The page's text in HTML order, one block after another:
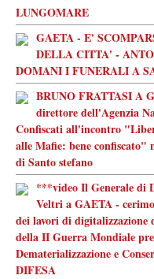
LUNGOMARE
GAETA - E'
DELLA CITTA' -
DOMANI I FUNERALI A
BRUNO FRATTASI A
direttore dell'Agenzia
Confiscati all'incontro
alle Mafie: bene confiscato"
di Santo stefano
***video Il Generale di
Veltri a GAETA -
dei lavori di digitalizzazione
della II Guerra Mondiale
Dematerializzazione e
DIFESA